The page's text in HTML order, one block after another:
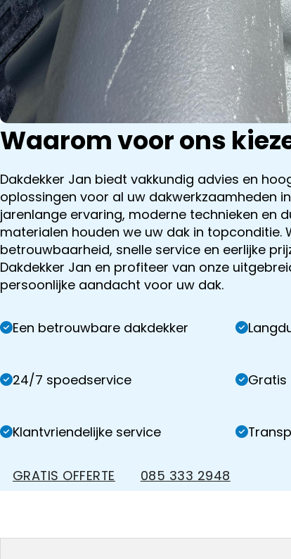
Waarom voor ons
Dakdekker Jan biedt vakkundig advies en
oplossingen voor al uw dakwerkzaamheden
jarenlange ervaring, moderne technieken en
materialen houden we uw dak in topconditie.
betrouwbaarheid, snelle service en eerlijke
Dakdekker Jan en profiteer van onze
persoonlijke aandacht voor uw dak.
Een betrouwbare dakdekker
24/7 spoedservice Gratis
Klantvriendelijke service
GRATIS OFFERTE 085 333 2948